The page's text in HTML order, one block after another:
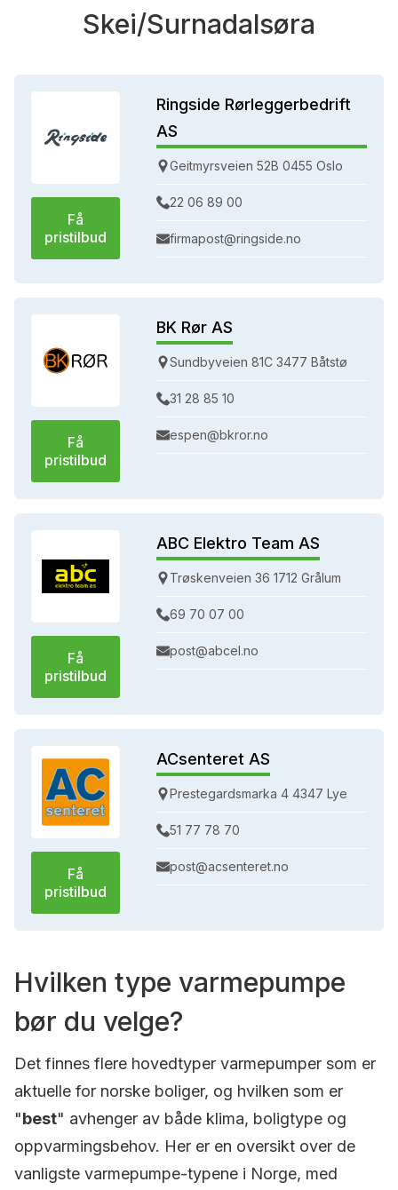
Skei/Surnadalsøra
Få
pristilbud
Ringside Rørleggerbedrift
AS
Geitmyrsveien 52B 0455 Oslo
22 06 89 00
firmapost@ringside.no
Få
pristilbud
BK Rør AS
Sundbyveien 81C 3477 Båtstø
31 28 85 10
espen@bkror.no
Få
pristilbud
ABC Elektro Team AS
Trøskenveien 36 1712 Grålum
69 70 07 00
post@abcel.no
Få
pristilbud
ACsenteret AS
Prestegardsmarka 4 4347 Lye
51 77 78 70
post@acsenteret.no
Hvilken type varmepumpe
bør du velge?
Det finnes flere hovedtyper varmepumper som er
aktuelle for norske boliger, og hvilken som er
"best" avhenger av både klima, boligtype og
oppvarmingsbehov. Her er en oversikt over de
vanligste varmepumpe-typene i Norge, med